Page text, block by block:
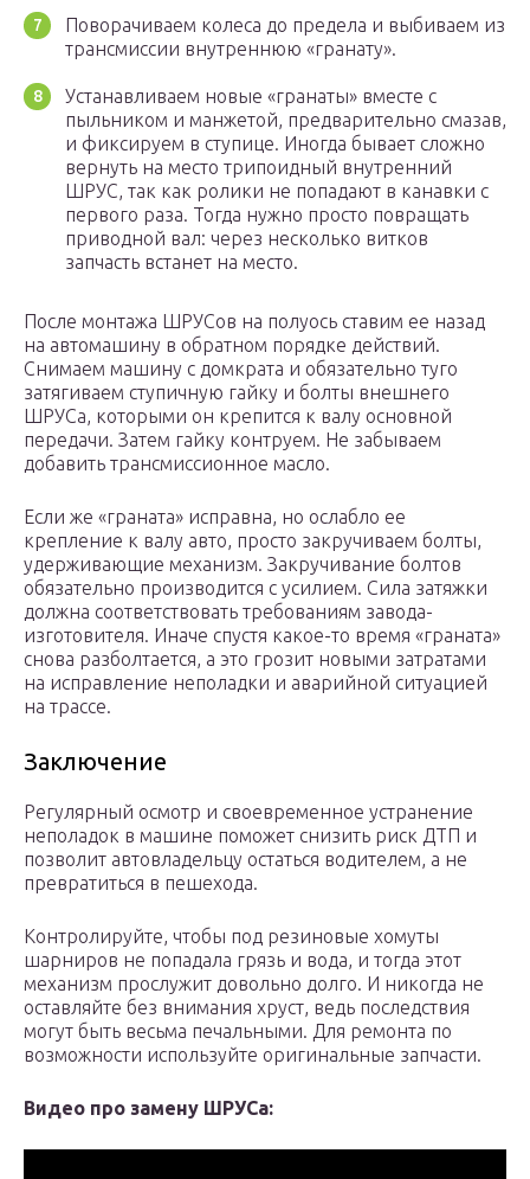
Поворачиваем колеса до предела и выбиваем из
трансмиссии внутреннюю «гранату».
Устанавливаем новые «гранаты» вместе с
пыльником и манжетой, предварительно смазав,
и фиксируем в ступице. Иногда бывает сложно
вернуть на место трипоидный внутренний
ШРУС, так как ролики не попадают в канавки с
первого раза. Тогда нужно просто повращать
приводной вал: через несколько витков
запчасть встанет на место.
После монтажа ШРУСов на полуось ставим ее назад
на автомашину в обратном порядке действий.
Снимаем машину с домкрата и обязательно туго
затягиваем ступичную гайку и болты внешнего
ШРУСа, которыми он крепится к валу основной
передачи. Затем гайку контруем. Не забываем
добавить трансмиссионное масло.
Если же «граната» исправна, но ослабло ее
крепление к валу авто, просто закручиваем болты,
удерживающие механизм. Закручивание болтов
обязательно производится с усилием. Сила затяжки
должна соответствовать требованиям завода-
изготовителя. Иначе спустя какое-то время «граната»
снова разболтается, а это грозит новыми затратами
на исправление неполадки и аварийной ситуацией
на трассе.
Заключение
Регулярный осмотр и своевременное устранение
неполадок в машине поможет снизить риск ДТП и
позволит автовладельцу остаться водителем, а не
превратиться в пешехода.
Контролируйте, чтобы под резиновые хомуты
шарниров не попадала грязь и вода, и тогда этот
механизм прослужит довольно долго. И никогда не
оставляйте без внимания хруст, ведь последствия
могут быть весьма печальными. Для ремонта по
возможности используйте оригинальные запчасти.
Видео про замену ШРУСа: